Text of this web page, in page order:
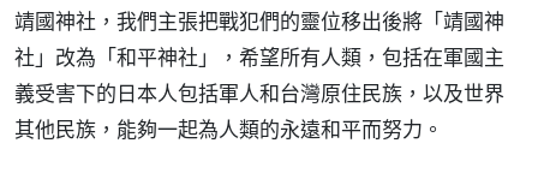
靖國神社，我們主張把戰犯們的靈位移出後將「靖國神
社」改為「和平神社」，希望所有人類，包括在軍國主
義受害下的日本人包括軍人和台灣原住民族，以及世界
其他民族，能夠一起為人類的永遠和平而努力。